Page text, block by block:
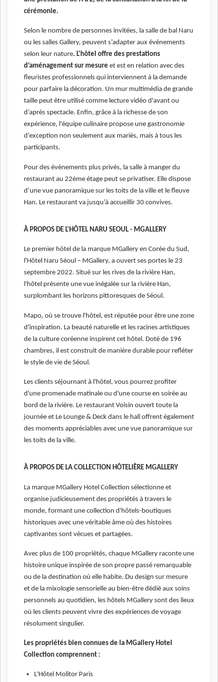
cérémonie.
Selon le nombre de personnes invitées, la salle de bal Naru
ou les salles Gallery, peuvent s’adapter aux événements
selon leur nature. L'hôtel offre des prestations
d’aménagement sur mesure et est en relation avec des
fleuristes professionnels qui interviennent à la demande
pour parfaire la décoration. Un mur multimédia de grande
taille peut être utilisé comme lecture vidéo d'avant ou
d’après spectacle. Enfin, grâce à la richesse de son
expérience, l'équipe culinaire propose une gastronomie
d’exception non seulement aux mariés, mais à tous les
participants.
Pour des événements plus privés, la salle à manger du
restaurant au 22ème étage peut se privatiser. Elle dispose
d’une vue panoramique sur les toits de la ville et le fleuve
Han. Le restaurant va jusqu’à accueillir 30 convives.
À PROPOS DE L'HÔTEL NARU SEOUL - MGALLERY
Le premier hôtel de la marque MGallery en Corée du Sud,
l'Hôtel Naru Séoul – MGallery, a ouvert ses portes le 23
septembre 2022. Situé sur les rives de la rivière Han,
l'hôtel présente une vue inégalée sur la rivière Han,
surplombant les horizons pittoresques de Séoul.
Mapo, où se trouve l'hôtel, est réputée pour être une zone
d'inspiration. La beauté naturelle et les racines artistiques
de la culture coréenne inspirent cet hôtel. Doté de 196
chambres, il est construit de manière durable pour refléter
le style de vie de Séoul.
Les clients séjournant à l'hôtel, vous pourrez profiter
d'une promenade matinale ou d'une course en soirée au
bord de la rivière. Le restaurant Voisin ouvert toute la
journée et Le Lounge & Deck dans le hall offrent également
des moments appréciables avec une vue panoramique sur
les toits de la ville.
À PROPOS DE LA COLLECTION HÔTELIÈRE MGALLERY
La marque MGallery Hotel Collection sélectionne et
organise judicieusement des propriétés à travers le
monde, formant une collection d'hôtels-boutiques
historiques avec une véritable âme où des histoires
captivantes sont vécues et partagées.
Avec plus de 100 propriétés, chaque MGallery raconte une
histoire unique inspirée de son propre passé remarquable
ou de la destination où elle habite. Du design sur mesure
et de la mixologie sensorielle au bien-être dédié aux soins
personnels au quotidien, les hôtels MGallery sont des lieux
où les clients peuvent vivre des expériences de voyage
résolument singulier.
Les propriétés bien connues de la MGallery Hotel
Collection comprennent :
L'Hôtel Molitor Paris